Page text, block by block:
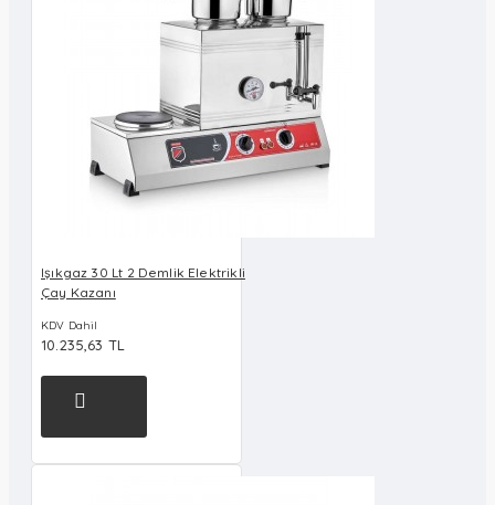
Işıkgaz 30 Lt 2 Demlik Elektrikli
Çay Kazanı
KDV Dahil
10.235,63 TL